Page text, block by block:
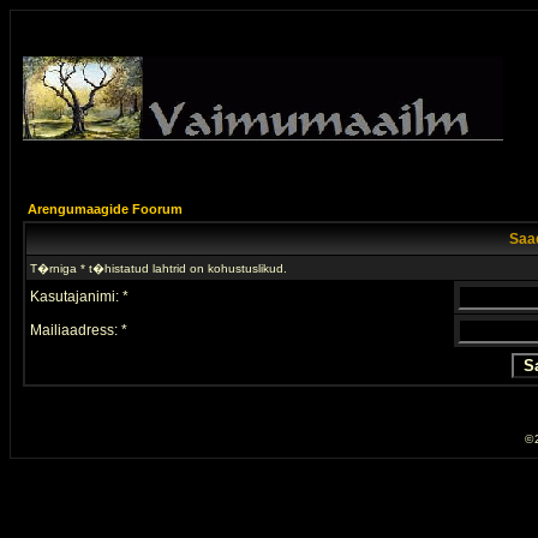
Arengumaagide Foorum
T�rniga * t�histatud lahtrid on kohustuslikud.
Kasutajanimi: *
Mailiaadress: *
©